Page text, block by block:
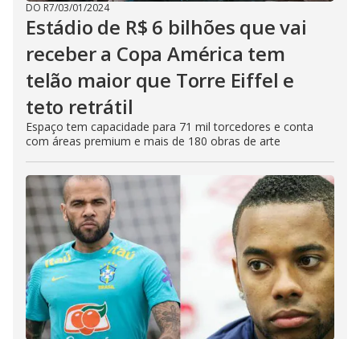
DO R7/03/01/2024
Estádio de R$ 6 bilhões que vai
receber a Copa América tem
telão maior que Torre Eiffel e
teto retrátil
Espaço tem capacidade para 71 mil torcedores e conta
com áreas premium e mais de 180 obras de arte